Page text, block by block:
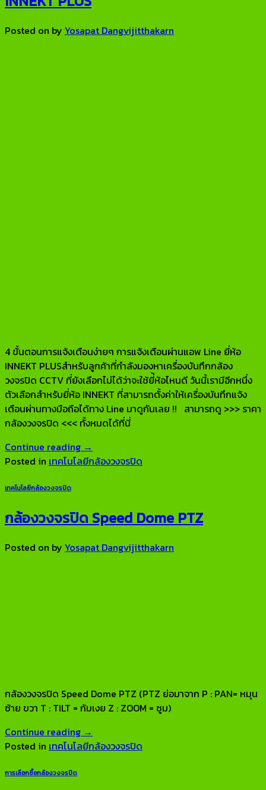
Posted on by Yosapat Dangvijitthakarn
4 ขั้นตอนการแจ้งเตือนง่ายๆ การแจ้งเตือนผ่านแอพ Line ยี่ห้อ
INNEKT PLUSสำหรับลูกค้าที่กำลังมองหาเครื่องบันทึกกล้อง
วงจรปิด CCTV ที่ยังเลือกไม่ได้ว่าจะใช้ยี่้ห้อไหนดี วันนี้เรามีอีกหนึ่ง
ตัวเลือกสำหรับยี่ห้อ INNEKT ที่สามารถตั้งค่าให้เครื่องบันทึกแจ้ง
เตือนผ่านทางมือถือได้ทาง Line มาดูกันเลย !! สามารถดู >>> ราคา
กล้องวงจรปิด <<< ทั้งหมดได้ที่นี่
Continue reading →
Posted in เทคโนโลยีกล้องวงจรปิด
เทคโนโลยีกล้องวงจรปิด
กล้องวงจรปิด Speed Dome PTZ
Posted on by Yosapat Dangvijitthakarn
กล้องวงจรปิด Speed Dome PTZ (PTZ ย่อมาจาก P : PAN= หมุน
ซ้าย ขวา T : TILT = ก้มเงย Z : ZOOM = ซูม)
Continue reading →
Posted in เทคโนโลยีกล้องวงจรปิด
การเลือกซื้อกล้องวงจรปิด